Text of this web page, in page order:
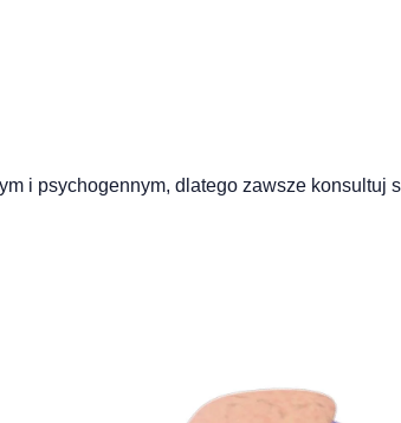
i psychogennym, dlatego zawsze konsultuj